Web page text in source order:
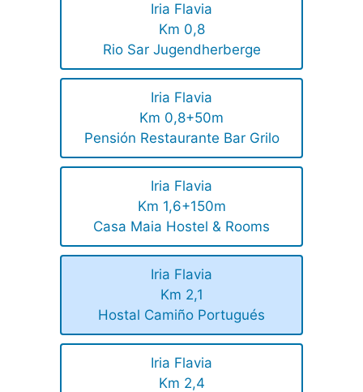
Iria Flavia
Km 0,8
Rio Sar Jugendherberge
Iria Flavia
Km 0,8+50m
Pensión Restaurante Bar Grilo
Iria Flavia
Km 1,6+150m
Casa Maia Hostel & Rooms
Iria Flavia
Km 2,1
Hostal Camiño Portugués
Iria Flavia
Km 2,4